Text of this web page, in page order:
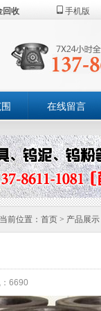
回收 手机版
在线留言
当前位置： 首页 > 产品展示
6690